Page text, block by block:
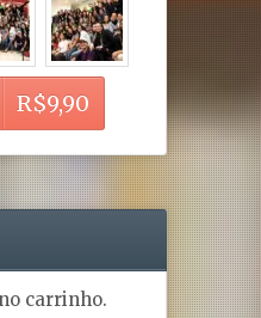
R$9,90
carrinho.